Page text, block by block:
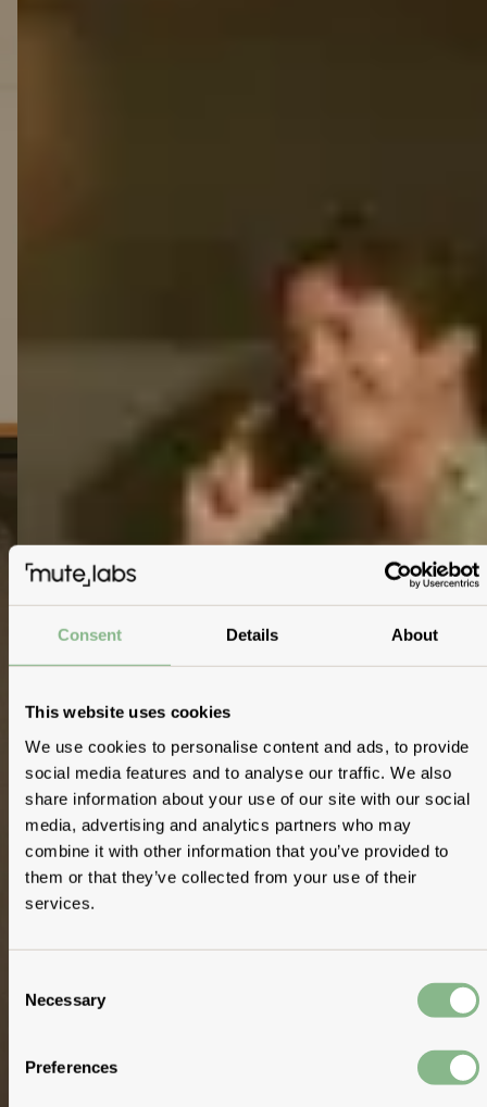
Consent Details About
This website uses cookies
We use cookies to personalise content and ads, to provide
social media features and to analyse our traffic. We also
share information about your use of our site with our social
media, advertising and analytics partners who may
combine it with other information that you’ve provided to
them or that they’ve collected from your use of their
services.
Selection
Necessary
Preferences